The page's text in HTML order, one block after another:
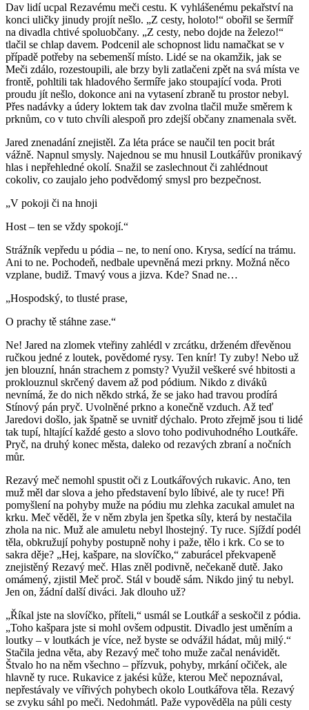
Dav lidí ucpal Rezavému meči cestu. K vyhlášenému pekařství na
konci uličky jinudy projít nešlo. „Z cesty, holoto!“ obořil se šermíř
na divadla chtivé spoluobčany. „Z cesty, nebo dojde na železo!“
tlačil se chlap davem. Podcenil ale schopnost lidu namačkat se v
případě potřeby na sebemenší místo. Lidé se na okamžik, jak se
Meči zdálo, rozestoupili, ale brzy byli zatlačeni zpět na svá místa ve
frontě, pohltili tak hladového šermíře jako stoupající voda. Proti
proudu jít nešlo, dokonce ani na vytasení zbraně tu prostor nebyl.
Přes nadávky a údery loktem tak dav zvolna tlačil muže směrem k
prknům, co v tuto chvíli alespoň pro zdejší občany znamenala svět.
Jared znenadání znejistěl. Za léta práce se naučil ten pocit brát
vážně. Napnul smysly. Najednou se mu hnusil Loutkářův pronikavý
hlas i nepřehledné okolí. Snažil se zaslechnout či zahlédnout
cokoliv, co zaujalo jeho podvědomý smysl pro bezpečnost.
„V pokoji či na hnoji
Host – ten se vždy spokojí.“
Strážník vepředu u pódia – ne, to není ono. Krysa, sedící na trámu.
Ani to ne. Pochodeň, nedbale upevněná mezi prkny. Možná něco
vzplane, budiž. Tmavý vous a jizva. Kde? Snad ne…
„Hospodský, to tlusté prase,
O prachy tě stáhne zase.“
Ne! Jared na zlomek vteřiny zahlédl v zrcátku, drženém dřevěnou
ručkou jedné z loutek, povědomé rysy. Ten knír! Ty zuby! Nebo už
jen blouzní, hnán strachem z pomsty? Využil veškeré své hbitosti a
proklouznul skrčený davem až pod pódium. Nikdo z diváků
nevnímá, že do nich někdo strká, že se jako had travou prodírá
Stínový pán pryč. Uvolněné prkno a konečně vzduch. Až teď
Jaredovi došlo, jak špatně se uvnitř dýchalo. Proto zřejmě jsou ti lidé
tak tupí, hltající každé gesto a slovo toho podivuhodného Loutkáře.
Pryč, na druhý konec města, daleko od rezavých zbraní a nočních
můr.
Rezavý meč nemohl spustit oči z Loutkářových rukavic. Ano, ten
muž měl dar slova a jeho představení bylo líbivé, ale ty ruce! Při
pomyšlení na pohyby muže na pódiu mu zlehka zacukal amulet na
krku. Meč věděl, že v něm zbyla jen špetka síly, která by nestačila
zhola na nic. Muž ale amuletu nebyl lhostejný. Ty ruce. Sjíždí podél
těla, obkružují pohyby postupně nohy i paže, tělo i krk. Co se to
sakra děje? „Hej, kašpare, na slovíčko,“ zaburácel překvapeně
znejistěný Rezavý meč. Hlas zněl podivně, nečekaně dutě. Jako
omámený, zjistil Meč proč. Stál v boudě sám. Nikdo jiný tu nebyl.
Jen on, žádní další diváci. Jak dlouho už?
„Říkal jste na slovíčko, příteli,“ usmál se Loutkář a seskočil z pódia.
„Toho kašpara jste si mohl ovšem odpustit. Divadlo jest uměním a
loutky – v loutkách je více, než byste se odvážil hádat, můj milý.“
Stačila jedna věta, aby Rezavý meč toho muže začal nenávidět.
Štvalo ho na něm všechno – přízvuk, pohyby, mrkání očiček, ale
hlavně ty ruce. Rukavice z jakési kůže, kterou Meč nepoznával,
nepřestávaly ve vířivých pohybech okolo Loutkářova těla. Rezavý
se zvyku sáhl po meči. Nedohmátl. Paže vypověděla na půli cesty